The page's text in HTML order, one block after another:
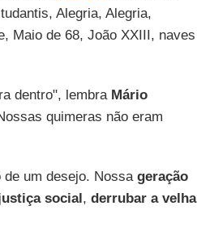
Alegria, Alegria,
Maio de 68, João XXIII, naves
dentro", lembra Mário
quimeras não eram
de um desejo. Nossa geração
social, derrubar a velha